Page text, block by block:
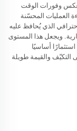
وفورات الوقت
العمليات المحسّنة
الذي يُحافظ عليه
ويجعل هذا المستوى
أساسيًا
التكيّف والقيمة طويلة